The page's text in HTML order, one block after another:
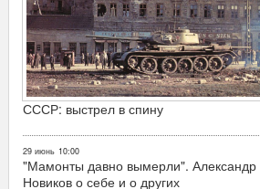
СССР: выстрел в спину
29 июнь 10:00
"Мамонты давно вымерли". Александр
Новиков о себе и о других